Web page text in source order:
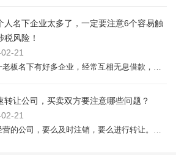
人名下企业太多了，一定要注意6个容易触
税风险！
21
风险一老板名下有好多企业，经常互相无息借款，注意增值税和企业所得税的涉税风险。参考：根据《关于全面推开营业税改征增值税试点的通知》（财税〔2016〕36号）的规定，企业向个人股东提供借款，属于将资金贷与他人使用而取得利息收入的贷款服务。《财政部、国家税务总局关于全面推开营业税改征增值税试点的通知》（财税〔2016〕36...
转让公司，买卖双方要注意哪些问题？
21
不想经营的公司，要么及时注销，要么进行转让。公司转让不仅能获得转让费，还能免去注销繁琐的流程，那公司转让有哪些注意事项呢？下面跟随小编一起来了解一下吧。卖方注意事项 作为转让方要特别注意的问题就是公司是否存在工商异常和税务异常?这直接决定公司是否能够正常转让，一方面，公司存在异常的话在工商局和税务...